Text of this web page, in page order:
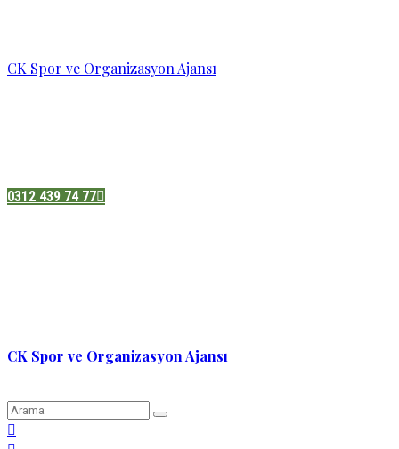
CK Spor ve Organizasyon Ajansı
0312 439 74 77
CK Spor ve Organizasyon Ajansı